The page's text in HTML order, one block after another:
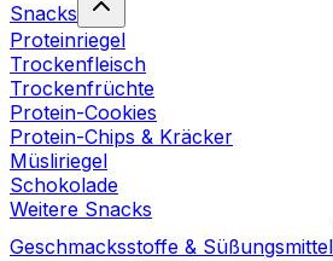
Snacks
Proteinriegel
Trockenfleisch
Trockenfrüchte
Protein-Cookies
Protein-Chips & Kräcker
Müsliriegel
Schokolade
Weitere Snacks
Geschmacksstoffe & Süßungsmittel